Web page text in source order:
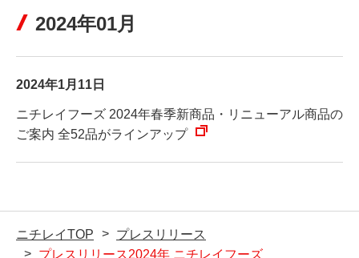
2024年01月
2024年1月11日
ニチレイフーズ 2024年春季新商品・リニューアル商品の
ご案内 全52品がラインアップ
ニチレイTOP
プレスリリース
プレスリリース2024年 ニチレイフーズ